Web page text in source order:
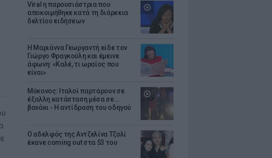
Viral η παρουσιάστρια που
αποκοιμήθηκε κατά τη διάρκεια
δελτίου ειδήσεων
Η Μαριάννα Γεωργαντή είδε τον
Γιώργο Φραγκούλη και έμεινε
άφωνη: «Καλέ, τι ωραίος που
είναι»
Μύκονος: Ιταλοί παρτάρουν σε
έξαλλη κατάσταση μέσα σε...
βανάκι - Η αντίδραση του οδηγού
Ο αδελφός της Αντζελίνα Τζολί
έκανε coming out στα 53 του